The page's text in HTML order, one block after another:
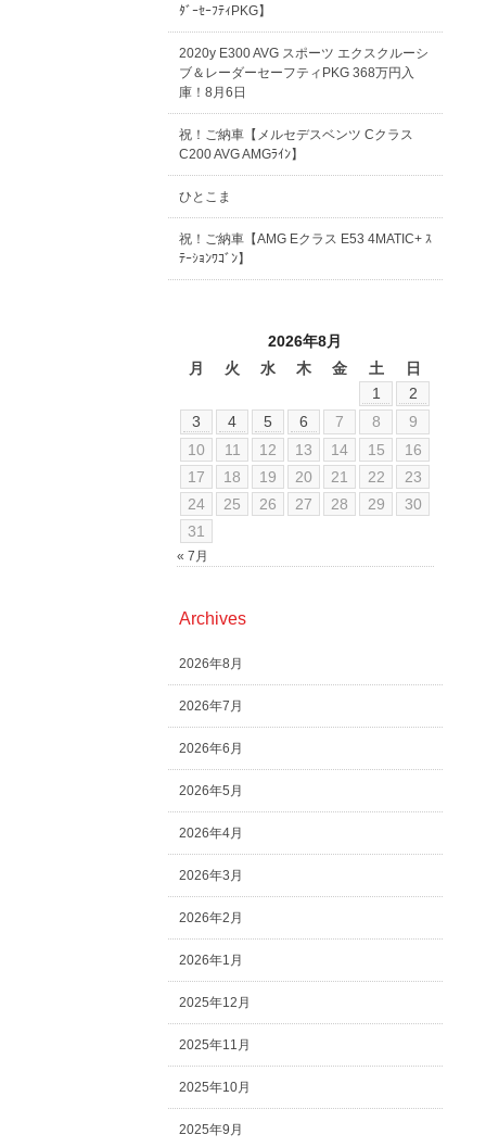
ﾀﾞｰｾｰﾌﾃｨPKG】
2020y E300 AVG スポーツ エクスクルーシ
ブ＆レーダーセーフティPKG 368万円入
庫！8月6日
祝！ご納車【メルセデスベンツ Cクラス
C200 AVG AMGﾗｲﾝ】
ひとこま
祝！ご納車【AMG Eクラス E53 4MATIC+ ｽ
ﾃｰｼｮﾝﾜｺﾞﾝ】
2026年8月
月
火 水 木 金 土
日
1
2
3
4 5 6 7 8
9
10
11 12 13 14 15
16
17
18 19 20 21 22
23
24
25 26 27 28 29
30
31
« 7月
Archives
2026年8月
2026年7月
2026年6月
2026年5月
2026年4月
2026年3月
2026年2月
2026年1月
2025年12月
2025年11月
2025年10月
2025年9月